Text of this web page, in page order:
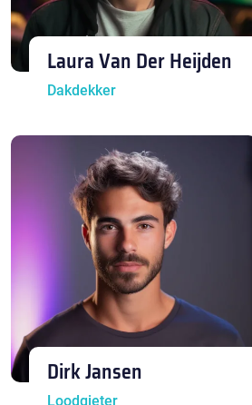
Laura Van Der Heijden
Dakdekker
Dirk Jansen
Loodgieter